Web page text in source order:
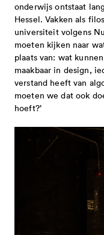
onderwijs ontstaat
Hessel. Vakken als
universiteit volgens
moeten kijken naar
plaats van: wat
maakbaar in design,
verstand heeft van
moeten we dat ook
hoeft?’